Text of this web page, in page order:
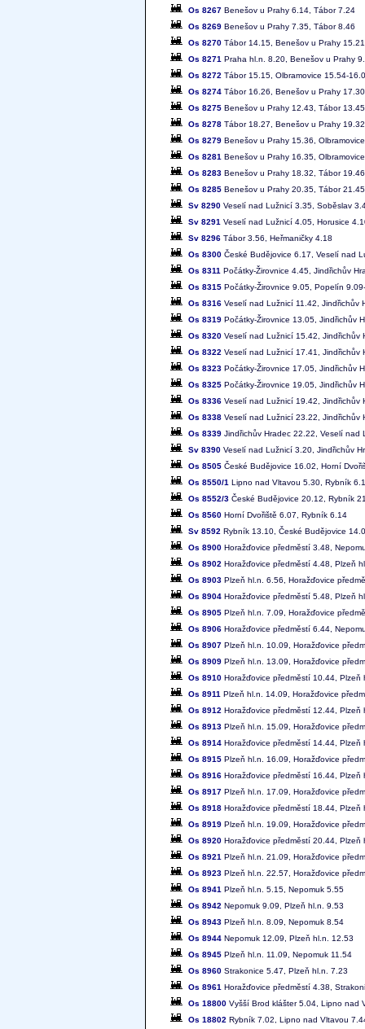
Os 8267 Benešov u Prahy 6.14, Tábor 7.24
Os 8269 Benešov u Prahy 7.35, Tábor 8.46
Os 8270 Tábor 14.15, Benešov u Prahy 15.21
Os 8271 Praha hl.n. 8.20, Benešov u Prahy
Os 8272 Tábor 15.15, Olbramovice 15.54-
Os 8274 Tábor 16.26, Benešov u Prahy 17.30
Os 8275 Benešov u Prahy 12.43, Tábor 13.45
Os 8278 Tábor 18.27, Benešov u Prahy 19.32
Os 8279 Benešov u Prahy 15.36,
Os 8281 Benešov u Prahy 16.35,
Os 8283 Benešov u Prahy 18.32, Tábor 19.46
Os 8285 Benešov u Prahy 20.35, Tábor 21.45
Sv 8290 Veselí nad Lužnicí 3.35, Soběslav
Sv 8291 Veselí nad Lužnicí 4.05, Horusice
Sv 8296 Tábor 3.56, Heřmaničky 4.18
Os 8300 České Budějovice 6.17, Veselí nad
Os 8311 Počátky-Žirovnice 4.45, Jindřichův
Os 8315 Počátky-Žirovnice 9.05, Popelín
Os 8316 Veselí nad Lužnicí 11.42, Jindřichův
Os 8319 Počátky-Žirovnice 13.05, Jindřichův
Os 8320 Veselí nad Lužnicí 15.42, Jindřichův
Os 8322 Veselí nad Lužnicí 17.41, Jindřichův
Os 8323 Počátky-Žirovnice 17.05, Jindřichův
Os 8325 Počátky-Žirovnice 19.05, Jindřichův
Os 8336 Veselí nad Lužnicí 19.42, Jindřichův
Os 8338 Veselí nad Lužnicí 23.22, Jindřichův
Os 8339 Jindřichův Hradec 22.22, Veselí nad
Sv 8390 Veselí nad Lužnicí 3.20, Jindřichův
Os 8505 České Budějovice 16.02, Horní
Os 8550/1 Lipno nad Vltavou 5.30, Rybník
Os 8552/3 České Budějovice 20.12, Rybník
Os 8560 Horní Dvořiště 6.07, Rybník 6.14
Sv 8592 Rybník 13.10, České Budějovice
Os 8900 Horažďovice předměstí 3.48,
Os 8902 Horažďovice předměstí 4.48, Plzeň
Os 8903 Plzeň hl.n. 6.56, Horažďovice
Os 8904 Horažďovice předměstí 5.48, Plzeň
Os 8905 Plzeň hl.n. 7.09, Horažďovice
Os 8906 Horažďovice předměstí 6.44,
Os 8907 Plzeň hl.n. 10.09, Horažďovice
Os 8909 Plzeň hl.n. 13.09, Horažďovice
Os 8910 Horažďovice předměstí 10.44, Plzeň
Os 8911 Plzeň hl.n. 14.09, Horažďovice
Os 8912 Horažďovice předměstí 12.44, Plzeň
Os 8913 Plzeň hl.n. 15.09, Horažďovice
Os 8914 Horažďovice předměstí 14.44, Plzeň
Os 8915 Plzeň hl.n. 16.09, Horažďovice
Os 8916 Horažďovice předměstí 16.44, Plzeň
Os 8917 Plzeň hl.n. 17.09, Horažďovice
Os 8918 Horažďovice předměstí 18.44, Plzeň
Os 8919 Plzeň hl.n. 19.09, Horažďovice
Os 8920 Horažďovice předměstí 20.44, Plzeň
Os 8921 Plzeň hl.n. 21.09, Horažďovice
Os 8923 Plzeň hl.n. 22.57, Horažďovice
Os 8941 Plzeň hl.n. 5.15, Nepomuk 5.55
Os 8942 Nepomuk 9.09, Plzeň hl.n. 9.53
Os 8943 Plzeň hl.n. 8.09, Nepomuk 8.54
Os 8944 Nepomuk 12.09, Plzeň hl.n. 12.53
Os 8945 Plzeň hl.n. 11.09, Nepomuk 11.54
Os 8960 Strakonice 5.47, Plzeň hl.n. 7.23
Os 8961 Horažďovice předměstí 4.38,
Os 18800 Vyšší Brod klášter 5.04, Lipno nad
Os 18802 Rybník 7.02, Lipno nad Vltavou